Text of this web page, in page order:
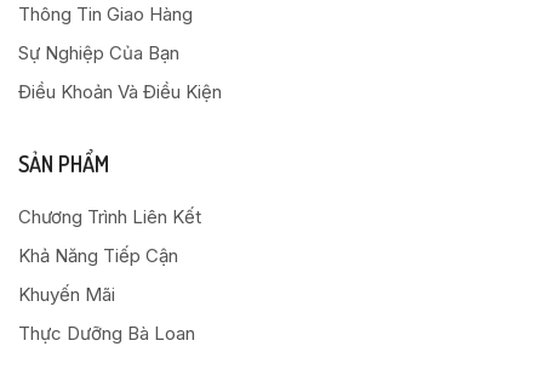
Thông Tin Giao Hàng
Sự Nghiệp Của Bạn
Điều Khoản Và Điều Kiện
SẢN PHẨM
Chương Trình Liên Kết
Khả Năng Tiếp Cận
Khuyến Mãi
Thực Dưỡng Bà Loan